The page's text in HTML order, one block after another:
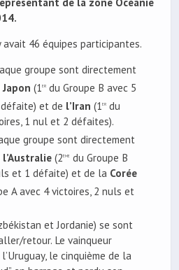
avait 46 équipes participantes.
groupe sont directement
Japon (1erdu Groupe B avec 5
et de l’Iran (1erdu
1 nul et 2 défaites).
groupe sont directement
l’Australie(2ème du Groupe B
et 1 défaite) et de la Corée
A avec 4 victoires, 2 nuls et
et Jordanie) se sont
retour. Le vainqueur
le cinquième de la